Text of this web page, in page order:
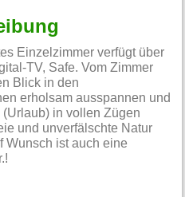
Einzelzimmer verfügt über
TV, Safe. Vom Zimmer
Blick in den
erholsam ausspannen und
in vollen Zügen
und unverfälschte Natur
Wunsch ist auch eine